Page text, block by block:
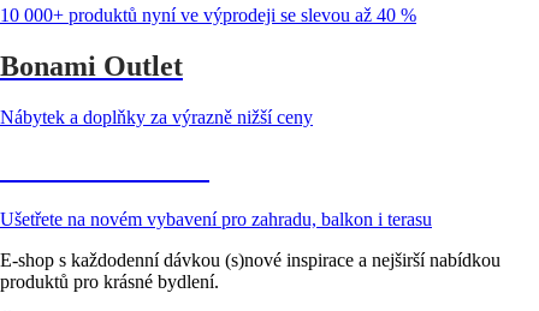
10 000+ produktů nyní ve výprodeji se slevou až 40 %
Bonami Outlet
Nábytek a doplňky za výrazně nižší ceny
Ušetřete na novém vybavení pro zahradu, balkon i terasu
E-shop s každodenní dávkou (s)nové inspirace a nejširší nabídkou
produktů pro krásné bydlení.